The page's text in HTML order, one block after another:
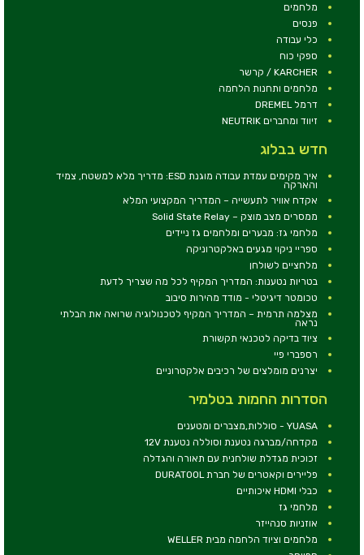
מלחמים
פנסים
כלי עבודה
ספקי כוח
KARCHER / קרשר
מלחמים ותחנות הלחמה
דרמל DREMEL
זיווד ומחברים NEUTRIK
חדש בבלוג
איך מקימים עמדת עבודה מוגנת ESD: מדריך מלא למשטח, צמיד
והארקה
אקדח אוויר לתעשייה – המדריך המקצועי המלא
ממסרים מצב מוצק – Solid State Relay
מלחמי גז: מבערים ומלחמים גז ניידים
ספריי ניקוי מגעים באלקטרוניקה
מלחציים לשולחן
בטריות נטענות: המדריך המקיף לכל מה שצריך לדעת
טכומטר דיגיטלי - מודד מהירות סיבוב
מצלמה תרמית – המדריך המקיף לטכנולוגיה שרואה את הבלתי
נראה
ציוד בדיקה לטכנאי תקשורת
רספברי פיי
יצרנים מומלצים של רכיבים אלקטרוניים
הסדרות החמות בטלמיר
YUASA - סוללות,מצברים ומטענים
מקדחה/מברגה נטענת וסוללה נטענת 12V
זכוכית מגדלת שולחנית עם תאורה והגדלה
פליירים וקאטרים של חברת DURATOOL
כבלי HDMI איכותיים
מלחמי גז
אוזניות סנהייזר
מלחמים וציוד הלחמה מבית WELLER